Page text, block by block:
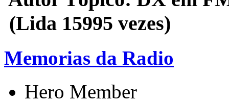
(Lida 15995 vezes)
Memorias da Radio
Hero Member